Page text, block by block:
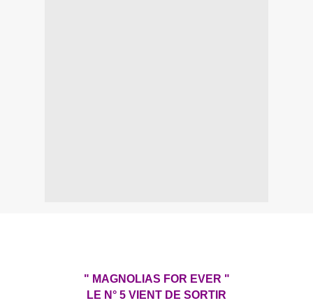
" MAGNOLIAS FOR EVER "
LE N° 5 VIENT DE SORTIR